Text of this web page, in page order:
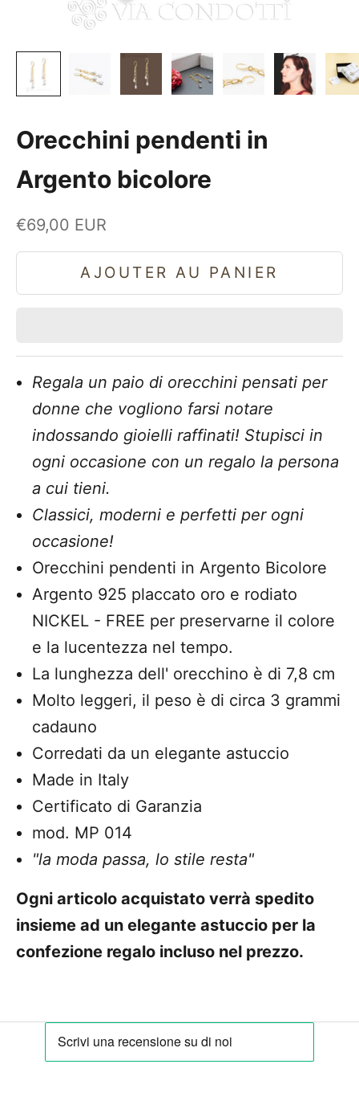
Orecchini pendenti in
Argento bicolore
Prix de vente
€69,00 EUR
AJOUTER AU PANIER
Regala un paio di orecchini pensati per
donne che vogliono farsi notare
indossando gioielli raffinati! Stupisci in
ogni occasione con un regalo la persona
a cui tieni.
Classici, moderni e perfetti per ogni
occasione!
Orecchini pendenti in Argento Bicolore
Argento 925 placcato oro e rodiato
NICKEL - FREE per preservarne il colore
e la lucentezza nel tempo.
La lunghezza dell' orecchino è di 7,8 cm
Molto leggeri, il peso è di circa 3 grammi
cadauno
Corredati da un elegante astuccio
Made in Italy
Certificato di Garanzia
mod. MP 014
"la moda passa, lo stile resta"
Ogni articolo acquistato verrà spedito
insieme ad un elegante astuccio per la
confezione regalo incluso nel prezzo.